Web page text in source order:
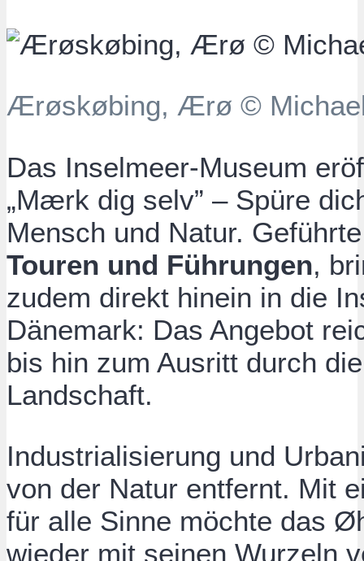
Ærøskøbing, Ærø ©
Das Inselmeer-Museum
„Mærk dig selv” – Spüre
Mensch und Natur.
Touren und Führungen,
zudem direkt hinein in die
Dänemark: Das Angebot
bis hin zum Ausritt durch
Landschaft.
Industrialisierung und
von der Natur entfernt. Mit
für alle Sinne möchte das
wieder mit seinen Wurzeln